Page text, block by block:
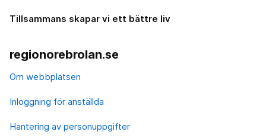
Tillsammans skapar vi ett bättre liv
regionorebrolan.se
Om webbplatsen
Inloggning för anställda
Hantering av personuppgifter